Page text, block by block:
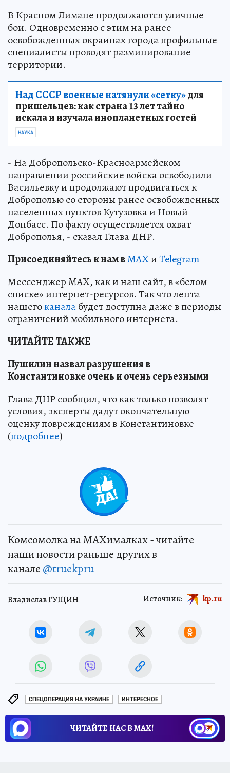
В Красном Лимане продолжаются уличные
бои. Одновременно с этим на ранее
освобожденных окраинах города профильные
специалисты проводят разминирование
территории.
Над СССР военные натянули «сетку»для
пришельцев: как страна 13 лет тайно
искала и изучала инопланетных гостей
НАУКА
- На Добропольско-Красноармейском
направлении российские войска освободили
Васильевку и продолжают продвигаться к
Доброполью со стороны ранее освобожденных
населенных пунктов Кутузовка и Новый
Донбасс. По факту осуществляется охват
Доброполья, - сказал Глава ДНР.
Присоединяйтесь к нам вMAXиTelegram
Мессенджер MAX, как и наш сайт, в «белом
списке» интернет-ресурсов. Так что лента
нашегоканалабудет доступна даже в периоды
ограничений мобильного интернета.
ЧИТАЙТЕ ТАКЖЕ
Пушилин назвал разрушения в
Константиновке очень и очень серьезными
Глава ДНР сообщил, что как только позволят
условия, эксперты дадут окончательную
оценку повреждениям в Константиновке
(подробнее)
Комсомолка на MAXималках - читайте
наши новости раньше других в
канале @truekpru
Владислав ГУЩИН Источник: kp.ru
СПЕЦОПЕРАЦИЯ НА УКРАИНЕ ИНТЕРЕСНОЕ
ЧИТАЙТЕ НАС В МАХ!